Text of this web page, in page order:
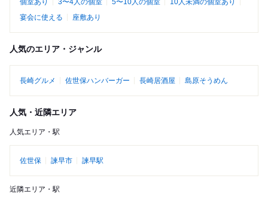
個室あり 3〜4人の個室 5〜10人の個室
10人未満の個室あり
宴会に使える
座敷あり
人気のエリア・ジャンル
長崎グルメ 佐世保ハンバーガー 長崎居酒屋 島原そうめん
人気・近隣エリア
人気エリア・駅
佐世保 諫早市 諫早駅
近隣エリア・駅